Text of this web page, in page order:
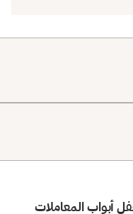
أبواب المعاملات